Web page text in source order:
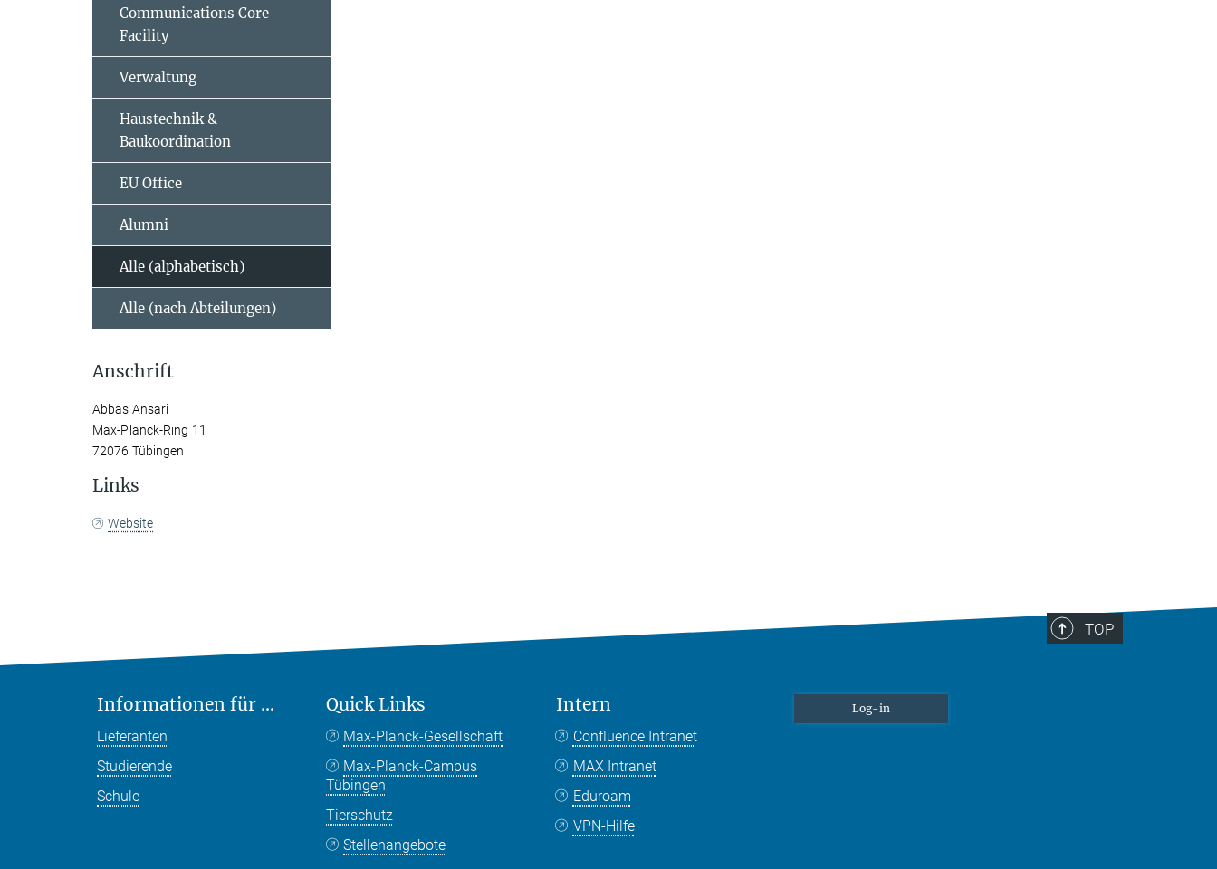
Communications Core
Facility
Verwaltung
Haustechnik &
Baukoordination
EU Office
Alumni
Alle (alphabetisch)
Alle (nach Abteilungen)
Anschrift
Abbas Ansari
Max-Planck-Ring 11
72076 Tübingen
Links
Website
TOP
Informationen für ...
Lieferanten
Studierende
Schule
Quick Links
Max-Planck-Gesellschaft
Max-Planck-Campus
Tübingen
Tierschutz
Stellenangebote
Intern
Confluence Intranet
MAX Intranet
Eduroam
VPN-Hilfe
Log-in